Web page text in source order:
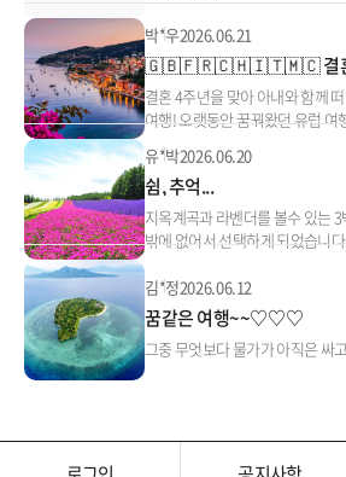
박*우2026.06.21
결혼 4주년을 맞아 아내와 함께
여행! 오랫동안 꿈꿔왔던 유럽 여
유*박2026.06.20
쉼, 추억...
지옥계곡과 라벤더를 볼수 있는
밖에 없어서 선택하게 되었습니
김*정2026.06.12
꿈같은 여행~~♡♡♡
그중 무엇보다 물가가 아직은 싸